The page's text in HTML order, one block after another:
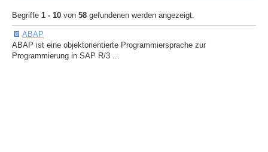
Begriffe 1 - 10 von 58 gefundenen werden angezeigt.
ABAP
ABAP ist eine objektorientierte Programmiersprache zur
Programmierung in SAP R/3 ...